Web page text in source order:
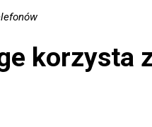
korzysta